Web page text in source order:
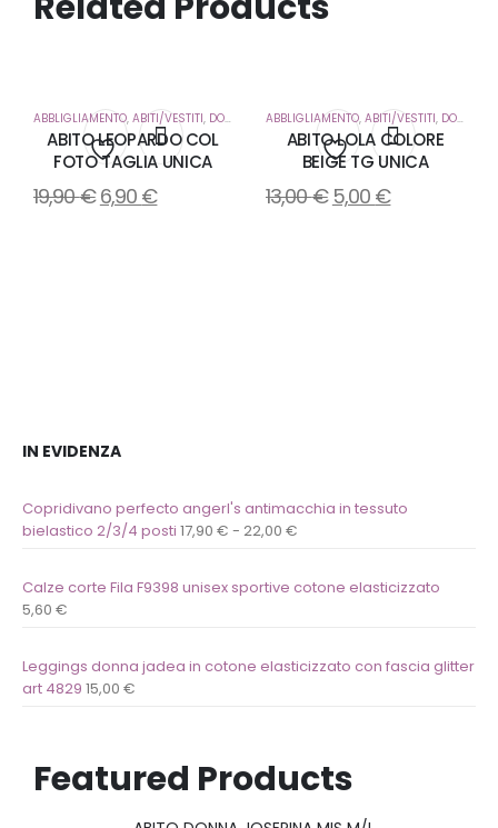
Aggiungi
ABBLIGLIAMENTO, ABITI/VESTITI, DONNA
ABITO LEOPARDO COL
FOTO TAGLIA UNICA
19,90€ 6,90 €
Aggiungi
ABBLIGLIAMENTO, ABITI/VESTITI, DONNA
ABITO LOLA COLORE
BEIGE TG UNICA
13,00€ 5,00 €
IN EVIDENZA
Copridivano perfecto angerl's antimacchia in tessuto
bielastico 2/3/4 posti 17,90 € - 22,00 €
Calze corte Fila F9398 unisex sportive cotone elasticizzato
5,60 €
Leggings donna jadea in cotone elasticizzato con fascia glitter
art 4829 15,00 €
Featured Products